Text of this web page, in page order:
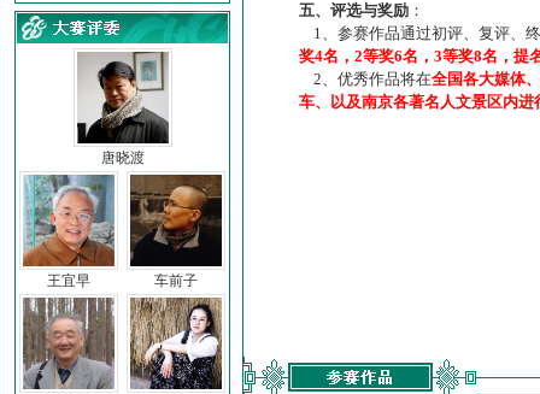
唐晓渡
王宜早 车前子
五、评选与奖励 ：
1、参赛作品通过初评、复评、
奖4名，2等奖6名，3等奖8名，提
2、优秀作品将在全国各大媒体
车、以及南京各著名人文景区内进